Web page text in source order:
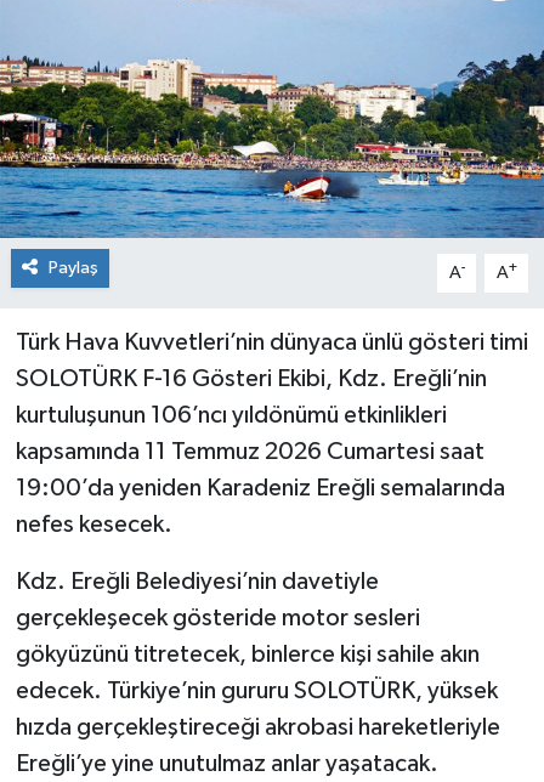
Paylaş A- A+
Türk Hava Kuvvetleri’nin dünyaca ünlü gösteri timi
SOLOTÜRK F-16 Gösteri Ekibi, Kdz. Ereğli’nin
kurtuluşunun 106’ncı yıldönümü etkinlikleri
kapsamında 11 Temmuz 2026 Cumartesi saat
19:00’da yeniden Karadeniz Ereğli semalarında
nefes kesecek.
Kdz. Ereğli Belediyesi’nin davetiyle
gerçekleşecek gösteride motor sesleri
gökyüzünü titretecek, binlerce kişi sahile akın
edecek. Türkiye’nin gururu SOLOTÜRK, yüksek
hızda gerçekleştireceği akrobasi hareketleriyle
Ereğli’ye yine unutulmaz anlar yaşatacak.
Spor
Bilim veTeknoloji
Eğitim
SEKTÖR
haber ara
Günün Haberleri
Yazarlarımız
Tüm Makaleler
Tüm Haberler
Videolu Haberler
Son Dakika